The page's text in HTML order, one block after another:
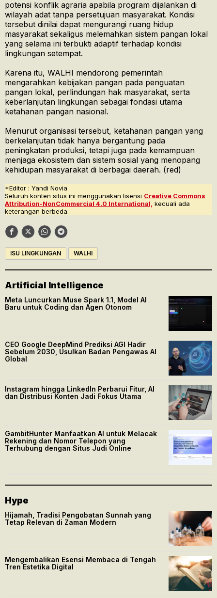
potensi konflik agraria apabila program dijalankan di
wilayah adat tanpa persetujuan masyarakat. Kondisi
tersebut dinilai dapat mengurangi ruang hidup
masyarakat sekaligus melemahkan sistem pangan lokal
yang selama ini terbukti adaptif terhadap kondisi
lingkungan setempat.
Karena itu, WALHI mendorong pemerintah
mengarahkan kebijakan pangan pada penguatan
pangan lokal, perlindungan hak masyarakat, serta
keberlanjutan lingkungan sebagai fondasi utama
ketahanan pangan nasional.
Menurut organisasi tersebut, ketahanan pangan yang
berkelanjutan tidak hanya bergantung pada
peningkatan produksi, tetapi juga pada kemampuan
menjaga ekosistem dan sistem sosial yang menopang
kehidupan masyarakat di berbagai daerah. (red)
*Editor : Yandi Novia
Seluruh konten situs ini menggunakan lisensi Creative Commons
Attribution-NonCommercial 4.0 International, kecuali ada
keterangan berbeda.
ISU LINGKUNGAN WALHI
Artificial Intelligence
Meta Luncurkan Muse Spark 1.1, Model AI
Baru untuk Coding dan Agen Otonom
CEO Google DeepMind Prediksi AGI Hadir
Sebelum 2030, Usulkan Badan Pengawas AI
Global
Instagram hingga LinkedIn Perbarui Fitur, AI
dan Distribusi Konten Jadi Fokus Utama
GambitHunter Manfaatkan AI untuk Melacak
Rekening dan Nomor Telepon yang
Terhubung dengan Situs Judi Online
Hype
Hijamah, Tradisi Pengobatan Sunnah yang
Tetap Relevan di Zaman Modern
Mengembalikan Esensi Membaca di Tengah
Tren Estetika Digital